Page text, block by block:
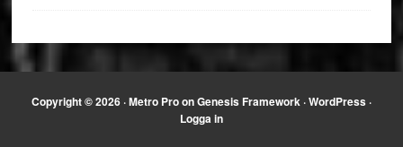
Copyright © 2026 ·Metro ProonGenesis Framework ·WordPress ·
Logga in